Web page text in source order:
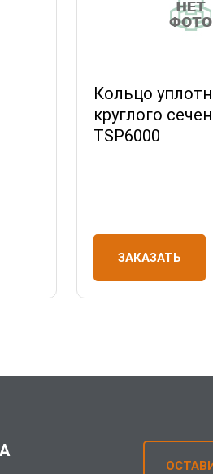
Кольцо
круглого
TSP6000
ЗАКАЗАТЬ